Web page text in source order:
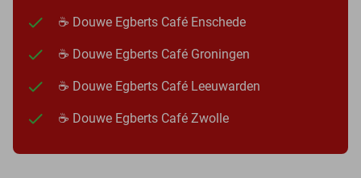
☕ Douwe Egberts Café Enschede
☕ Douwe Egberts Café Groningen
☕ Douwe Egberts Café Leeuwarden
☕ Douwe Egberts Café Zwolle